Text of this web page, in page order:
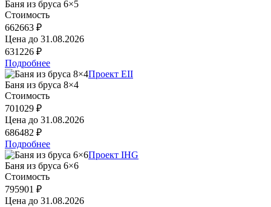
Баня из бруса 6×5
Стоимость
662663 ₽
Цена до 31.08.2026
631226 ₽
Подробнее
Проект EII
Баня из бруса 8×4
Стоимость
701029 ₽
Цена до 31.08.2026
686482 ₽
Подробнее
Проект IHG
Баня из бруса 6×6
Стоимость
795901 ₽
Цена до 31.08.2026